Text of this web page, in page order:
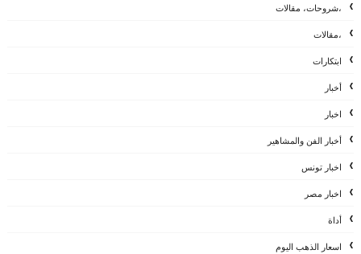
،شروحات، مقالات
،مقالات
ابتكارات
أخبار
اخبار
أخبار الفن والمشاهير
اخبار تونس
اخبار مصر
أداة
اسعار الذهب اليوم